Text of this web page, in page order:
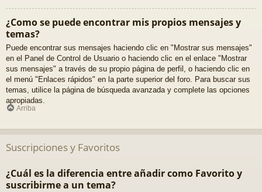
¿Como se puede encontrar mis propios mensajes y
temas?
Puede encontrar sus mensajes haciendo clic en "Mostrar sus mensajes"
en el Panel de Control de Usuario o haciendo clic en el enlace "Mostrar
sus mensajes" a través de su propio página de perfil, o haciendo clic en
el menú "Enlaces rápidos" en la parte superior del foro. Para buscar sus
temas, utilice la página de búsqueda avanzada y complete las opciones
apropiadas.
Arriba
Suscripciones y Favoritos
¿Cuál es la diferencia entre añadir como Favorito y
suscribirme a un tema?